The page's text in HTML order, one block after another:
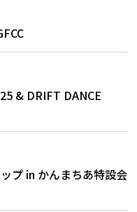
& DRIFT DANCE
プ in かんまちあ特設会